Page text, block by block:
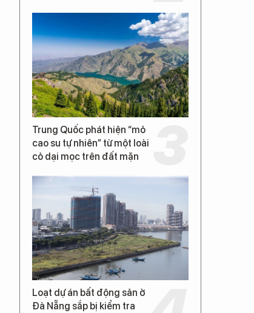
Trung Quốc phát hiện “mỏ
cao su tự nhiên” từ một loài
cỏ dại mọc trên đất mặn
Loạt dự án bất động sản ở
Đà Nẵng sắp bị kiểm tra